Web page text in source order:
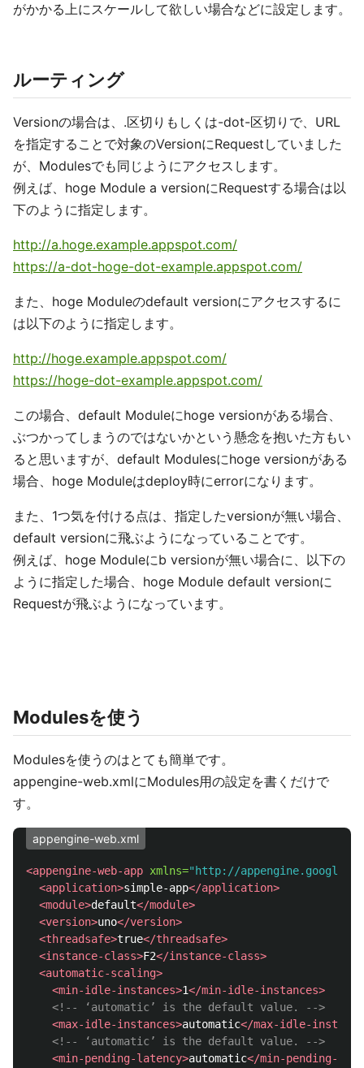
がかかる上にスケールして欲しい場合などに設定します。
ルーティング
Versionの場合は、.区切りもしくは-dot-区切りで、URL
を指定することで対象のVersionにRequestしていました
が、Modulesでも同じようにアクセスします。
例えば、hoge Module a versionにRequestする場合は以
下のように指定します。
http://a.hoge.example.appspot.com/
https://a-dot-hoge-dot-example.appspot.com/
また、hoge Moduleのdefault versionにアクセスするに
は以下のように指定します。
http://hoge.example.appspot.com/
https://hoge-dot-example.appspot.com/
この場合、default Moduleにhoge versionがある場合、
ぶつかってしまうのではないかという懸念を抱いた方もい
ると思いますが、default Modulesにhoge versionがある
場合、hoge Moduleはdeploy時にerrorになります。
また、1つ気を付ける点は、指定したversionが無い場合、
default versionに飛ぶようになっていることです。
例えば、hoge Moduleにb versionが無い場合に、以下の
ように指定した場合、hoge Module default versionに
Requestが飛ぶようになっています。
Modulesを使う
Modulesを使うのはとても簡単です。
appengine-web.xmlにModules用の設定を書くだけで
す。
appengine-web.xml
<appengine-web-app xmlns="http://
<application>simple-app</application>
<module>default</module>
<version>uno</version>
<threadsafe>true</threadsafe>
<instance-class>F2</instance-class>
<automatic-scaling>
<min-idle-instances>1</min-idle-instances>
<!-- ‘automatic’ is the default value. -->
<max-idle-instances>automatic</max-idle-
<!-- ‘automatic’ is the default value. -->
<min-pending-latency>automatic</min-pending-